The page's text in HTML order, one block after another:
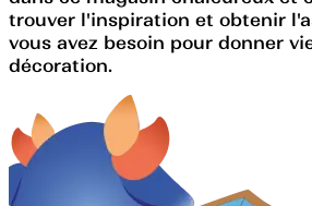
trouver l'inspiration et obtenir
vous avez besoin pour donner
décoration.